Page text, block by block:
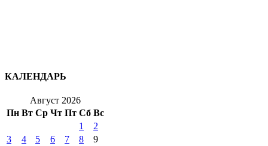
КАЛЕНДАРЬ
Август 2026
Пн Вт Ср Чт Пт Сб Вс
1
2
3
4 5 6 7 8
9